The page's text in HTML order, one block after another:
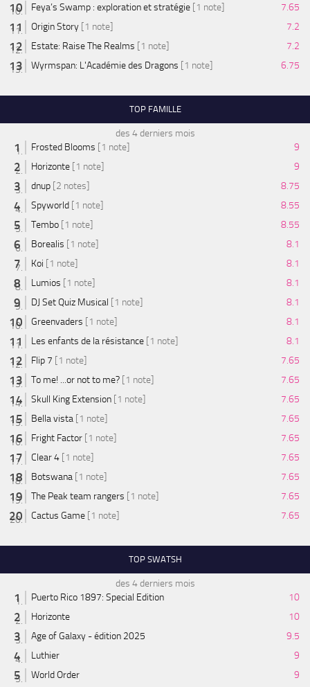
Feya’s Swamp : exploration et stratégie [1 note]
7.65
Origin Story [1 note]
7.2
Estate: Raise The Realms [1 note]
7.2
Wyrmspan: L'Académie des Dragons [1 note] 6.75
TOP FAMILLE
des 4 derniers mois
Frosted Blooms [1 note]
9
Horizonte [1 note]
9
dnup [2 notes]
8.75
Spyworld [1 note]
8.55
Tembo [1 note]
8.55
Borealis [1 note]
8.1
Koi [1 note]
8.1
Lumios [1 note]
8.1
DJ Set Quiz Musical [1 note]
8.1
Greenvaders [1 note]
8.1
Les enfants de la résistance [1 note]
8.1
Flip 7 [1 note]
7.65
To me! ...or not to me? [1 note]
7.65
Skull King Extension [1 note]
7.65
Bella vista [1 note]
7.65
Fright Factor [1 note]
7.65
Clear 4 [1 note]
7.65
Botswana [1 note]
7.65
The Peak team rangers [1 note]
7.65
Cactus Game [1 note] 7.65
TOP SWATSH
des 4 derniers mois
Puerto Rico 1897: Special Edition
10
Horizonte
10
Age of Galaxy - édition 2025
9.5
Luthier
9
World Order
9